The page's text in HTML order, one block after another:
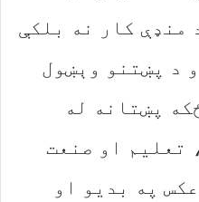
منډې کار نه بلکې
د پښتنو وېښول
پښتانه له
تعلیم او صنعت
په بدیو او